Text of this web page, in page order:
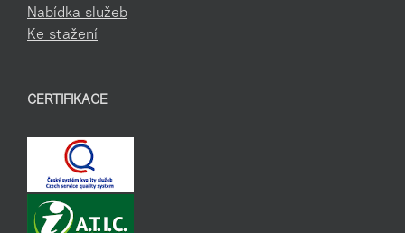
Nabídka služeb
Ke stažení
CERTIFIKACE